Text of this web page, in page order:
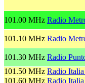
101.00 MHz Radio
101.10 MHz Radio
101.30 MHz Radio
101.50 MHz Radio
101.60 MHz Radio